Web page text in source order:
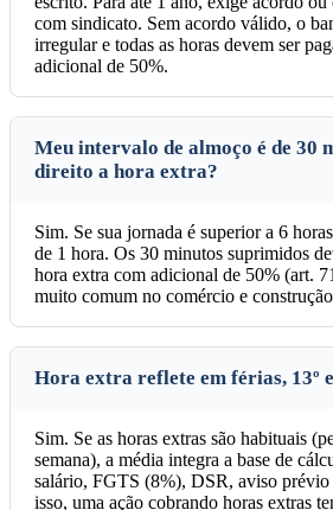
com sindicato. Sem acordo válido, o
irregular e todas as horas devem ser
adicional de 50%.
Meu intervalo de almoço é de 30
direito a hora extra?
Sim. Se sua jornada é superior a 6
de 1 hora. Os 30 minutos suprimidos
hora extra com adicional de 50% (art.
muito comum no comércio e
Hora extra reflete em férias, 13º
Sim. Se as horas extras são habituais
semana), a média integra a base de
salário, FGTS (8%), DSR, aviso
isso, uma ação cobrando horas extras